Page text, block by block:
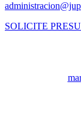
SOLICITE